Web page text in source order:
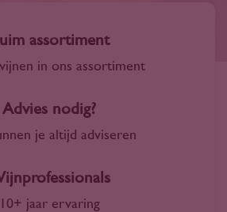
assortiment
in ons assortiment
Advies nodig?
je altijd adviseren
10+ jaar ervaring